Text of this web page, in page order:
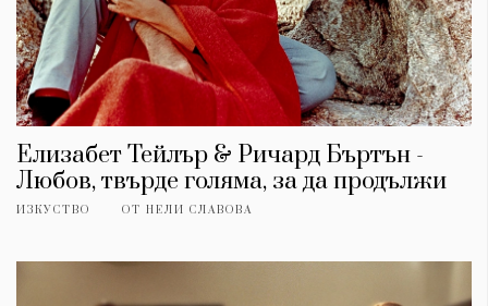
Елизабет Тейлър & Ричард Бъртън -
Любов, твърде голяма, за да продължи
ИЗКУСТВО ОТ НЕЛИ СЛАВОВА
КАТЕГОРИИ
Wine&Dine
Подкасти
Dialogue
ЗА НАС
Условия за
ползване
Реклама